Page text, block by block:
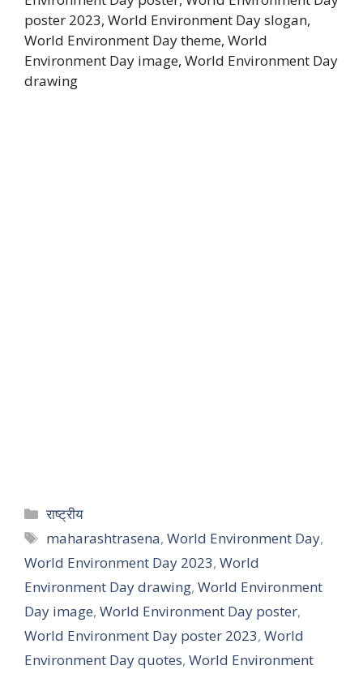
poster 2023, World Environment Day slogan,
World Environment Day theme, World
Environment Day image, World Environment Day
drawing
राष्ट्रीय
maharashtrasena,World Environment Day,
World Environment Day 2023, World
Environment Day drawing, World Environment
Day image, World Environment Day poster,
World Environment Day poster 2023, World
Environment Day quotes, World Environment